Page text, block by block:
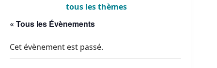
tous les thèmes
« Tous les Évènements
Cet évènement est passé.